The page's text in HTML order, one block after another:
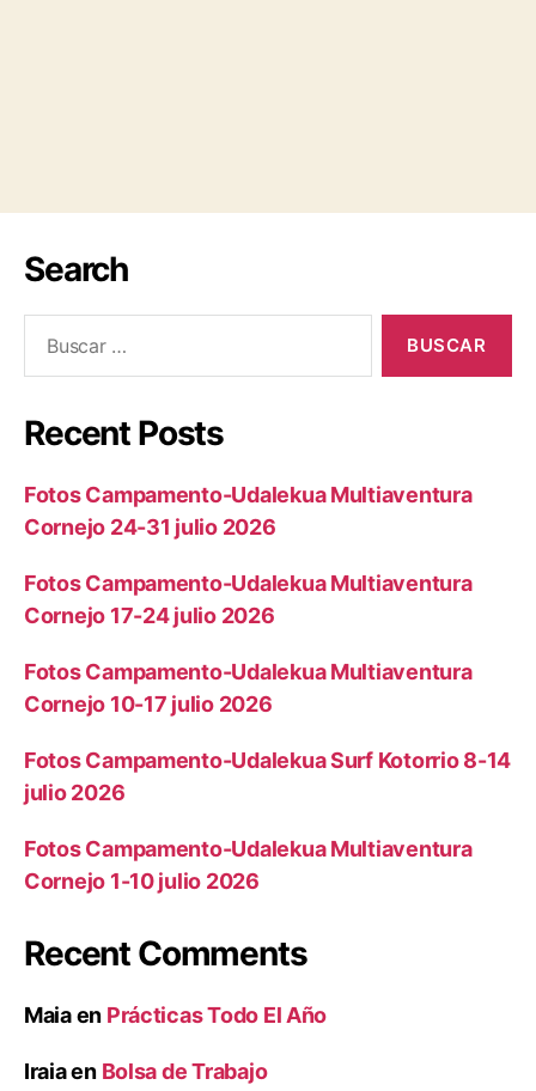
Search
Recent Posts
Fotos Campamento-Udalekua Multiaventura
Cornejo 24-31 julio 2026
Fotos Campamento-Udalekua Multiaventura
Cornejo 17-24 julio 2026
Fotos Campamento-Udalekua Multiaventura
Cornejo 10-17 julio 2026
Fotos Campamento-Udalekua Surf Kotorrio 8-14
julio 2026
Fotos Campamento-Udalekua Multiaventura
Cornejo 1-10 julio 2026
Recent Comments
Maiaen Prácticas Todo El Año
Iraiaen Bolsa de Trabajo